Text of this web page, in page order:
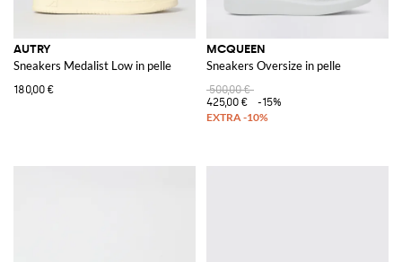
AUTRY
Sneakers Medalist Low in pelle
180,00 €
MCQUEEN
Sneakers Oversize in pelle
500,00 €
425,00 €
-15%